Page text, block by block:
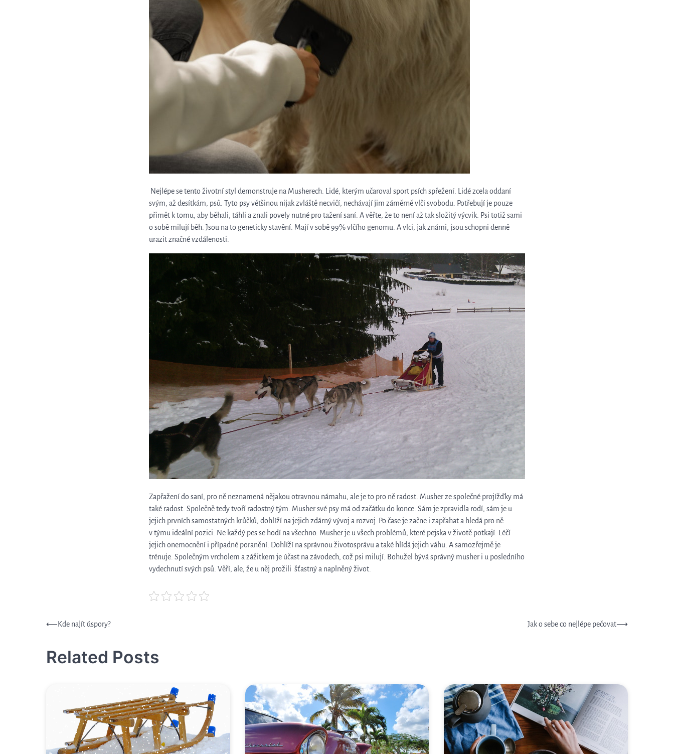
Nejlépe se tento životní styl demonstruje na Musherech. Lidé, kterým učaroval sport psích spřežení. Lidé zcela oddaní
svým, až desítkám, psů. Tyto psy většinou nijak zvláště necvičí, nechávají jim záměrně vlčí svobodu. Potřebují je pouze
přimět k tomu, aby běhali, táhli a znali povely nutné pro tažení saní. A věřte, že to není až tak složitý výcvik. Psi totiž sami
o sobě milují běh. Jsou na to geneticky stavění. Mají v sobě 99% vlčího genomu. A vlci, jak známi, jsou schopni denně
urazit značné vzdálenosti.
Zapřažení do saní, pro ně neznamená nějakou otravnou námahu, ale je to pro ně radost. Musher ze společné projížďky má
také radost. Společně tedy tvoří radostný tým. Musher své psy má od začátku do konce. Sám je zpravidla rodí, sám je u
jejich prvních samostatných krůčků, dohlíží na jejich zdárný vývoj a rozvoj. Po čase je začne i zapřahat a hledá pro ně
v týmu ideální pozici. Ne každý pes se hodí na všechno. Musher je u všech problémů, které pejska v životě potkají. Léčí
jejich onemocnění i případné poranění. Dohlíží na správnou životosprávu a také hlídá jejich váhu. A samozřejmě je
trénuje. Společným vrcholem a zážitkem je účast na závodech, což psi milují. Bohužel bývá správný musher i u posledního
vydechnutí svých psů. Věří, ale, že u něj prožili šťastný a naplněný život.
Navigace
příspěvek
⟵ Kde najít úspory? Jak o sebe co nejlépe pečovat⟶
Related Posts